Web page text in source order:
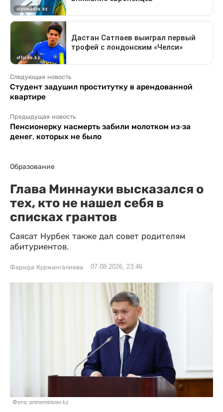
Следующая новость
Студент задушил проститутку в арендованной
квартире
Предыдущая новость
Пенсионерку насмерть забили молотком из-за
денег, которых не было
Образование
Глава Миннауки высказался о
тех, кто не нашел себя в
списках грантов
Саясат Нурбек также дал совет родителям
абитуриентов.
Фарида Курмангалиева 07.08.2026, 23:46
Фото: primeminister.kz